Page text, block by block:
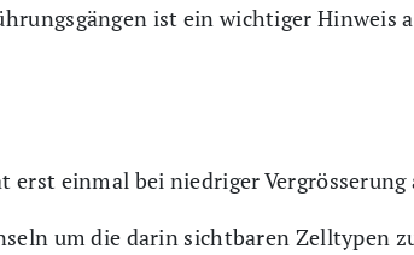
ist ein wichtiger Hinweis
erst einmal bei niedriger
um die darin sichtbaren Zelltypen